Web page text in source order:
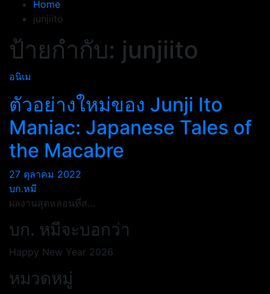
Home
junjiito
ป้ายกำกับ: junjiito
อนิเม
ตัวอย่างใหม่ของ Junji Ito
Maniac: Japanese Tales of
the Macabre
27 ตุลาคม 2022
บก.หมี
ผลงานสุดหลอนที่ส…
บก. หมีจะบอกว่า
Happy New Year 2026
หมวดหมู่